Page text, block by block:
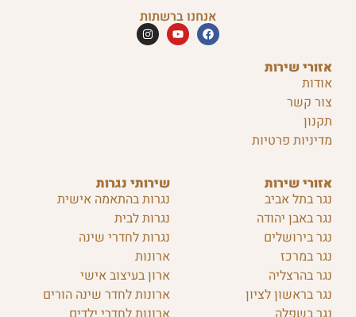
שירותי נגרות
נגרות בהתאמה אישית
נגרות לבית
נגרות לחדרי שינה
ארונות
ארון בעיצוב אישי
ארונות לחדר שינה הורים
אזורי שירות
נגר בתל אביב
נגר באבן יהודה
נגר בירושלים
נגר במרכז
נגר בהרצליה
נגר בראשון לציון
אזורי שירות
אודות
צור קשר
תקנון
מדיניות פרטיות
אנחנו ברשתות